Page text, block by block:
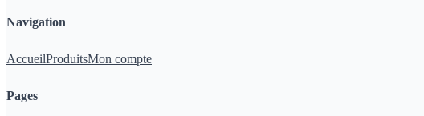
Navigation
AccueilProduitsMon compte
Pages